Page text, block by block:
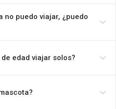
no puedo viajar, ¿puedo
edad viajar solos?